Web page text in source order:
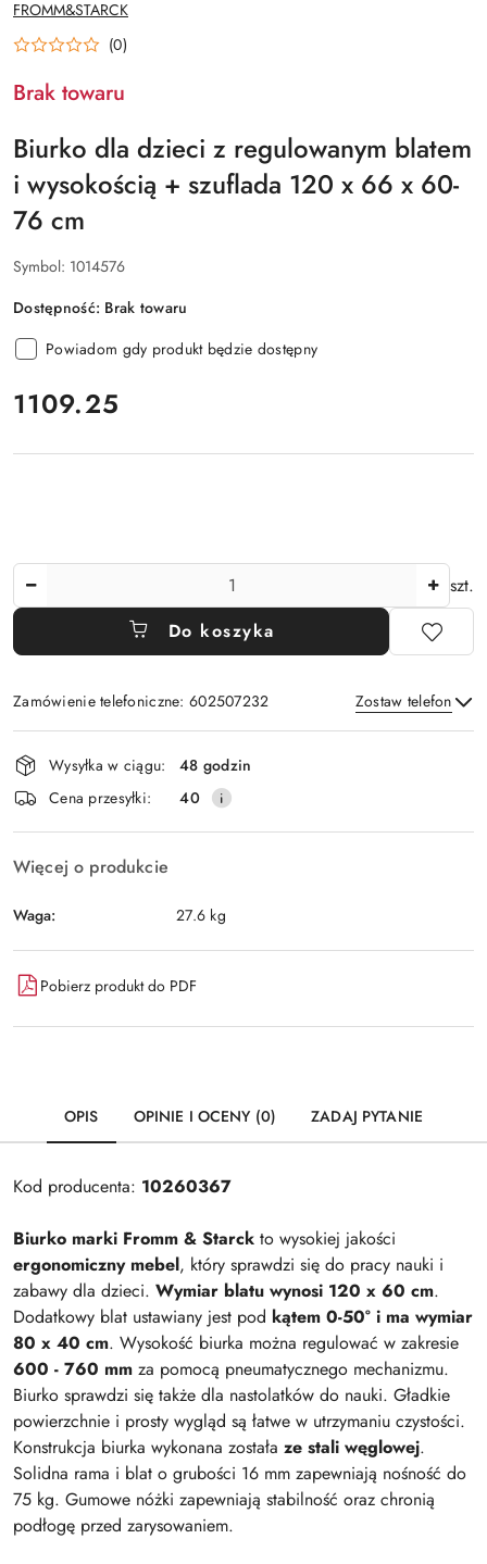
PRODUCENTA:
FROMM&STARCK
(0)
Brak towaru
Biurko dla dzieci z regulowanym blatem
i wysokością + szuflada 120 x 66 x 60-
76 cm
Symbol: 1014576
Dostępność: Brak towaru
Powiadom gdy produkt będzie dostępny
cena:
1109.25
szt.
Do koszyka
Zamówienie telefoniczne: 602507232 Zostaw telefon
Wyślij
Dostępność
i
dostawa
Wysyłka w ciągu:
48 godzin
Cena przesyłki:
40
Więcej o produkcie
Waga: 27.6 kg
Pobierz produkt do PDF
OPIS OPINIE I OCENY (0) ZADAJ PYTANIE
Kod producenta: 10260367
Biurko marki Fromm & Starck to wysokiej jakości
ergonomiczny mebel, który sprawdzi się do pracy nauki i
zabawy dla dzieci. Wymiar blatu wynosi 120 x 60 cm.
Dodatkowy blat ustawiany jest pod kątem 0-50° i ma wymiar
80 x 40 cm. Wysokość biurka można regulować w zakresie
600 - 760 mm za pomocą pneumatycznego mechanizmu.
Biurko sprawdzi się także dla nastolatków do nauki. Gładkie
powierzchnie i prosty wygląd są łatwe w utrzymaniu czystości.
Konstrukcja biurka wykonana została ze stali węglowej.
Solidna rama i blat o grubości 16 mm zapewniają nośność do
75 kg. Gumowe nóżki zapewniają stabilność oraz chronią
podłogę przed zarysowaniem.